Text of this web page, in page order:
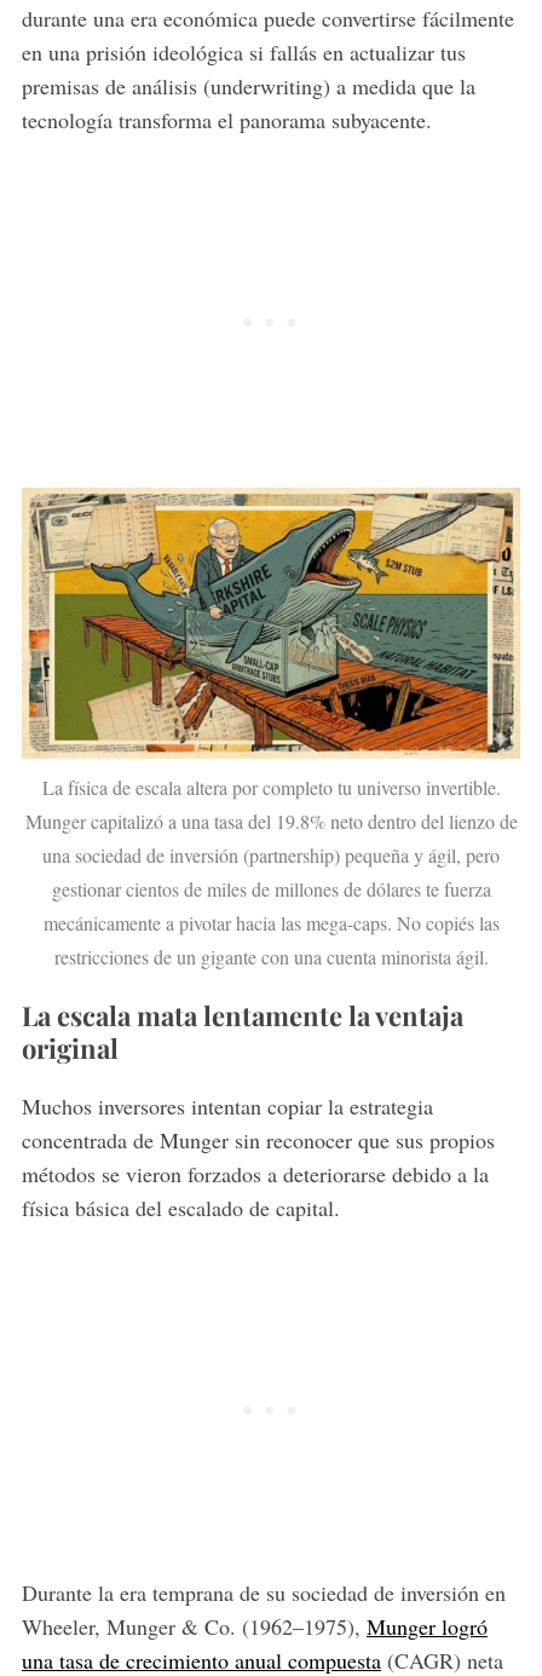
durante una era económica puede convertirse fácilmente
en una prisión ideológica si fallás en actualizar tus
premisas de análisis (underwriting) a medida que la
tecnología transforma el panorama subyacente.
La física de escala altera por completo tu universo invertible.
Munger capitalizó a una tasa del 19.8% neto dentro del lienzo de
una sociedad de inversión (partnership) pequeña y ágil, pero
gestionar cientos de miles de millones de dólares te fuerza
mecánicamente a pivotar hacia las mega-caps. No copiés las
restricciones de un gigante con una cuenta minorista ágil.
La escala mata lentamente la ventaja
original
Muchos inversores intentan copiar la estrategia
concentrada de Munger sin reconocer que sus propios
métodos se vieron forzados a deteriorarse debido a la
física básica del escalado de capital.
Durante la era temprana de su sociedad de inversión en
Wheeler, Munger & Co. (1962–1975), Munger logró
una tasa de crecimiento anual compuesta(CAGR) neta